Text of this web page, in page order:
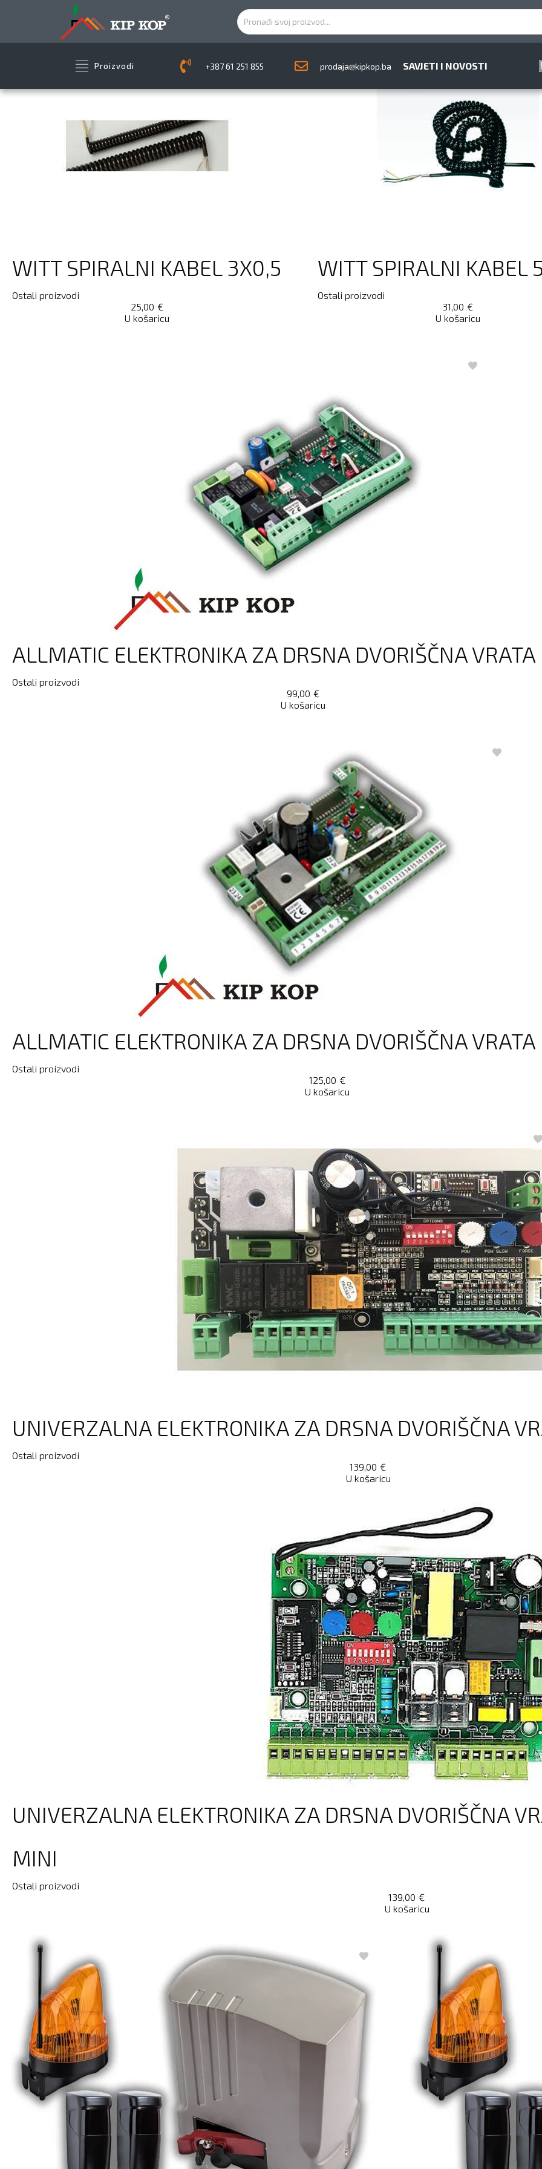
Proizvodi +387 61 251 855 prodaja@kipkop.ba SAVJETI I NOVOSTI
WITT SPIRALNI KABEL 3X0,5
Ostali proizvodi
€
25,00
U košaricu
WITT SPIRALNI KABEL
Ostali proizvodi
€
31,00
U košaricu
ALLMATIC ELEKTRONIKA ZA DRSNA DVORIŠČNA VRATA
Ostali proizvodi
€
99,00
U košaricu
ALLMATIC ELEKTRONIKA ZA DRSNA DVORIŠČNA
Ostali proizvodi
€
125,00
U košaricu
UNIVERZALNA ELEKTRONIKA ZA DRSNA DVORIŠČNA
Ostali proizvodi
€
139,00
U košaricu
UNIVERZALNA ELEKTRONIKA ZA DRSNA DVORIŠČNA
MINI
Ostali proizvodi
€
139,00
U košaricu